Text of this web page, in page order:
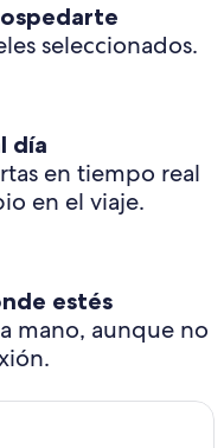
seleccionados.
día
en tiempo real
en el viaje.
estés
mano, aunque no